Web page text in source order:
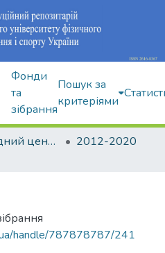
Фонди
та
зібрання
Пошук за
критеріями
Науково-дослідний центр Інституту
2012-2020
handle/787878787/241